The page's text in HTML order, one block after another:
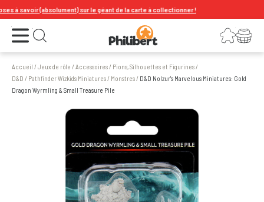
à savoir (absolument) sur le géant de la carte à collectionner !
Ouvrir le menu Ouvrir la recherche Connexion
Votre panier
Accueil /Jeux de rôle /Accessoires/ Pions, Silhouettes et Figurines/
D&D / Pathfinder Wizkids Miniatures/ Monstres/ D&D Nolzur's Marvelous Miniatures: Gold
Dragon Wyrmling & Small Treasure Pile